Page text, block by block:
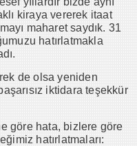
kiraya vererek itaat
maharet saydık. 31
hatırlatmakla
de olsa yeniden
iktidara teşekkür
göre hata, bizlere göre
hatırlatmaları: